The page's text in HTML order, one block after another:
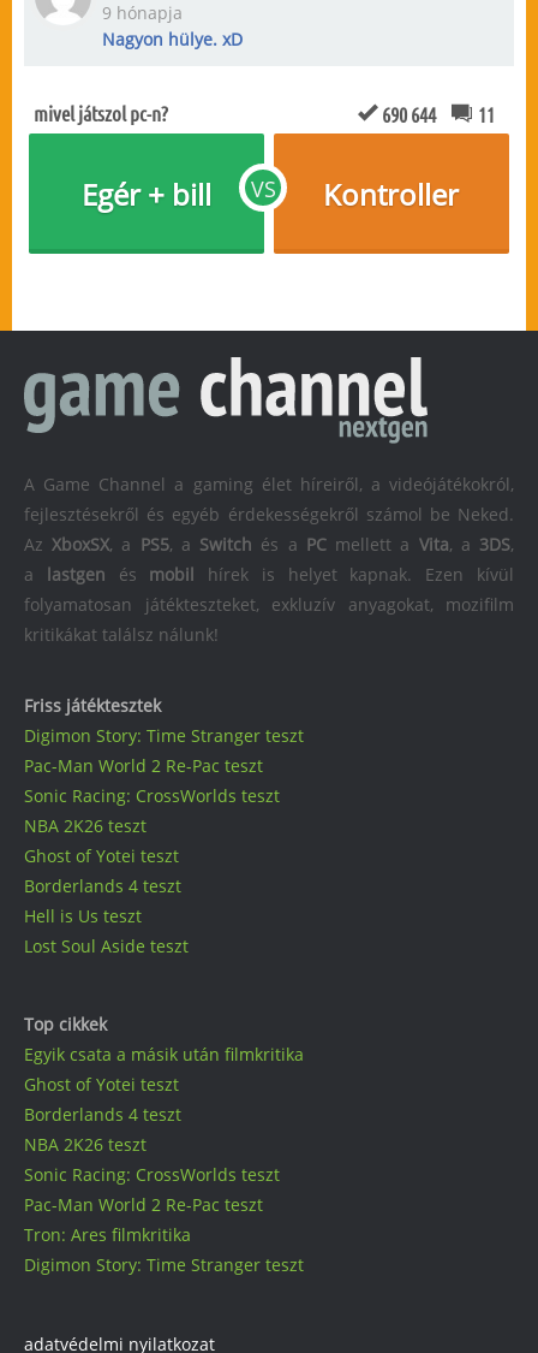
9 hónapja
Nagyon hülye. xD
mivel játszol pc-n? 690 644 11
VS
Egér + bill Kontroller
Friss játéktesztek
Digimon Story: Time Stranger teszt
Pac-Man World 2 Re-Pac teszt
Sonic Racing: CrossWorlds teszt
NBA 2K26 teszt
Ghost of Yotei teszt
Borderlands 4 teszt
Hell is Us teszt
Lost Soul Aside teszt
Top cikkek
Egyik csata a másik után filmkritika
Ghost of Yotei teszt
Borderlands 4 teszt
NBA 2K26 teszt
Sonic Racing: CrossWorlds teszt
Pac-Man World 2 Re-Pac teszt
Tron: Ares filmkritika
Digimon Story: Time Stranger teszt
A Game Channel a gaming élet híreiről, a videójátékokról,
fejlesztésekről és egyéb érdekességekről számol be Neked.
AzXboxSX, a PS5, a Switch és a PCmellett a Vita, a 3DS,
a lastgen és mobil hírek is helyet kapnak. Ezen kívül
folyamatosan játékteszteket, exkluzív anyagokat, mozifilm
kritikákat találsz nálunk!
adatvédelmi nyilatkozat